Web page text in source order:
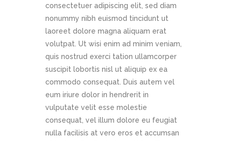
consectetuer adipiscing elit, sed diam
nonummy nibh euismod tincidunt ut
laoreet dolore magna aliquam erat
volutpat. Ut wisi enim ad minim veniam,
quis nostrud exerci tation ullamcorper
suscipit lobortis nisl ut aliquip ex ea
commodo consequat. Duis autem vel
eum iriure dolor in hendrerit in
vulputate velit esse molestie
consequat, vel illum dolore eu feugiat
nulla facilisis at vero eros et accumsan